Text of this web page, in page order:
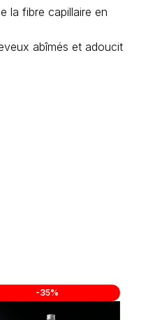
la fibre capillaire en
abîmés et adoucit
-35%